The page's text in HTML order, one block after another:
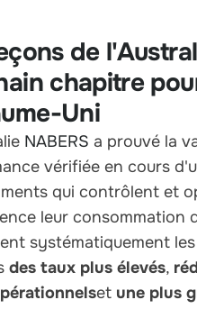
de
chapitre
Uni
NABERS a prouvé la
vérifiée en cours
qui contrôlent et
leur consommation
systématiquement
des taux plus élevés,
et une plus